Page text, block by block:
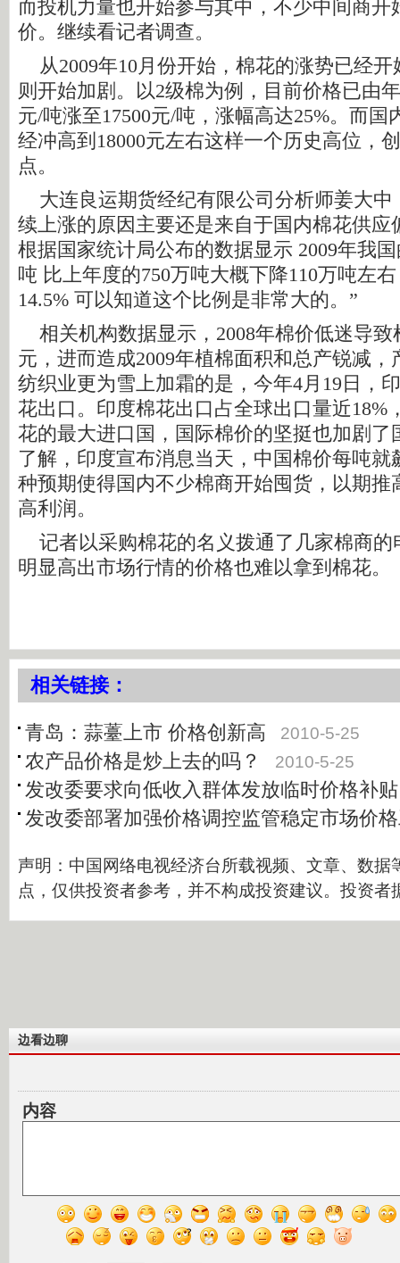
而投机力量也开始参与其中，不少中间商开
价。继续看记者调查。
从2009年10月份开始，棉花的涨势已经开
则开始加剧。以2级棉为例，目前价格已由
元/吨涨至17500元/吨，涨幅高达25%。而国
经冲高到18000元左右这样一个历史高位，
点。
大连良运期货经纪有限公司分析师姜大中
续上涨的原因主要还是来自于国内棉花供应
根据国家统计局公布的数据显示 2009年我
吨 比上年度的750万吨大概下降110万吨左
14.5% 可以知道这个比例是非常大的。”
相关机构数据显示，2008年棉价低迷导致
元，进而造成2009年植棉面积和总产锐减
纺织业更为雪上加霜的是，今年4月19日，
花出口。印度棉花出口占全球出口量近18%
花的最大进口国，国际棉价的坚挺也加剧了
了解，印度宣布消息当天，中国棉价每吨就
种预期使得国内不少棉商开始囤货，以期推
高利润。
记者以采购棉花的名义拨通了几家棉商的
明显高出市场行情的价格也难以拿到棉花。
相关链接：
青岛：蒜薹上市 价格创新高 2010-5-25
农产品价格是炒上去的吗？ 2010-5-25
发改委要求向低收入群体发放临时价格补贴
发改委部署加强价格调控监管稳定市场价
声明：中国网络电视经济台所载视频、文章、数据
点，仅供投资者参考，并不构成投资建议。投资者
边看边聊
内容